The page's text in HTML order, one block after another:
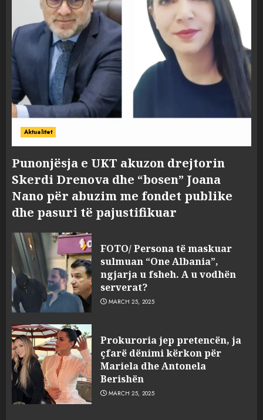
Aktualitet
Punonjësja e UKT akuzon drejtorin
Skerdi Drenova dhe “bosen” Joana
Nano për abuzim me fondet publike
dhe pasuri të pajustifikuar
FOTO/ Persona të maskuar
sulmuan “One Albania”,
ngjarja u fsheh. A u vodhën
serverat?
MARCH 25, 2025
Prokuroria jep pretencën, ja
çfarë dënimi kërkon për
Mariela dhe Antonela
Berishën
MARCH 25, 2025